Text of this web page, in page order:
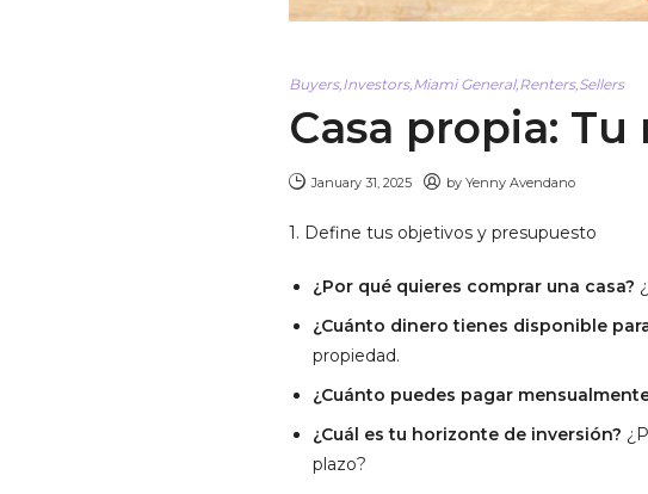
Buyers, Investors, Miami General, Renters, Sellers
Casa propia:
January 31, 2025 by Yenny Avendano
1. Define tus objetivos y presupuesto
¿Por qué quieres comprar una casa?
¿Cuánto dinero tienes disponible
propiedad.
¿Cuánto puedes pagar
¿Cuál es tu horizonte de inversión?
plazo?